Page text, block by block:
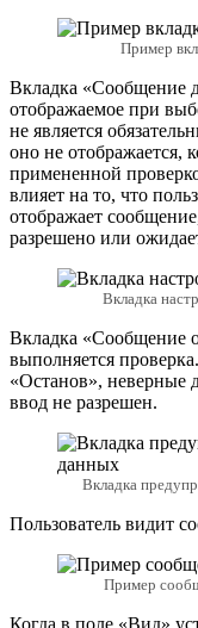
Пример
Вкладка «Сообщение
отображаемое при
не является
оно не отображается,
примененной
влияет на то, что
отображает
разрешено или
Вкладка
Вкладка «Сообщение
выполняется
«Останов», неверные
ввод не разрешен.
Вкладка
Пользователь видит
Пример
Когда в поле «Вид»